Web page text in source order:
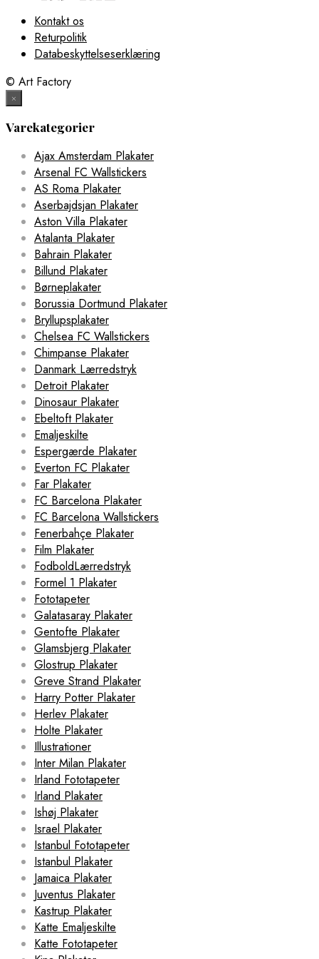
Kontakt os
Returpolitik
Databeskyttelseserklæring
© Art Factory
×
Varekategorier
Ajax Amsterdam Plakater
Arsenal FC Wallstickers
AS Roma Plakater
Aserbajdsjan Plakater
Aston Villa Plakater
Atalanta Plakater
Bahrain Plakater
Billund Plakater
Børneplakater
Borussia Dortmund Plakater
Bryllupsplakater
Chelsea FC Wallstickers
Chimpanse Plakater
Danmark Lærredstryk
Detroit Plakater
Dinosaur Plakater
Ebeltoft Plakater
Emaljeskilte
Espergærde Plakater
Everton FC Plakater
Far Plakater
FC Barcelona Plakater
FC Barcelona Wallstickers
Fenerbahçe Plakater
Film Plakater
FodboldLærredstryk
Formel 1 Plakater
Fototapeter
Galatasaray Plakater
Gentofte Plakater
Glamsbjerg Plakater
Glostrup Plakater
Greve Strand Plakater
Harry Potter Plakater
Herlev Plakater
Holte Plakater
Illustrationer
Inter Milan Plakater
Irland Fototapeter
Irland Plakater
Ishøj Plakater
Israel Plakater
Istanbul Fototapeter
Istanbul Plakater
Jamaica Plakater
Juventus Plakater
Kastrup Plakater
Katte Emaljeskilte
Katte Fototapeter